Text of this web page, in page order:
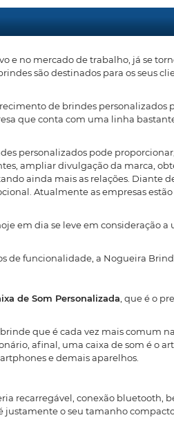
no mercado de trabalho, já se
são destinados para os seus
de brindes personalizados
que conta com uma linha
personalizados pode
ampliar divulgação da marca,
ainda mais as relações. Diante
Atualmente as empresas
em dia se leve em consideração
de funcionalidade, a Nogueira
de Som Personalizada , que é o
que é cada vez mais comum
afinal, uma caixa de som é o
e demais aparelhos.
recarregável, conexão bluetooth,
justamente o seu tamanho